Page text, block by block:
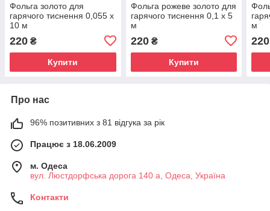
Фольга золото для
гарячого тиснення 0,055 х
10 м
220 ₴
Купити
Фольга рожеве золото для
гарячого тиснення 0,1 х 5
м
220₴
Купити
м
220
Про нас
96% позитивних з 81 відгука за рік
Працює з 18.06.2009
м. Одеса
вул. Люстдорфська дорога 140 а, Одеса, Україна
Контакти